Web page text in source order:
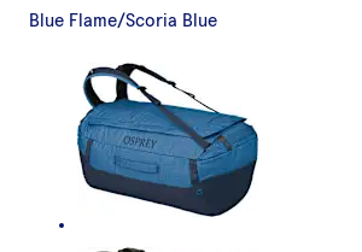
Blue Flame/Scoria Blue